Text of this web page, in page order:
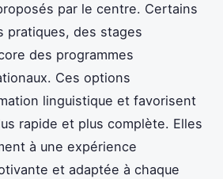
par le centre. Certains
pratiques, des stages
des programmes
Ces options
linguistique et favorisent
rapide et plus complète. Elles
à une expérience
et adaptée à chaque